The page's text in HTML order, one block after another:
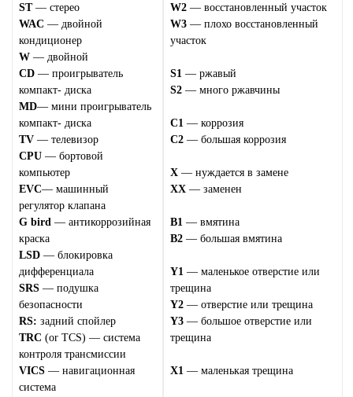
ST— стерео
WAC — двойной
кондиционер
W — двойной
CD — проигрыватель
компакт- диска
MD— мини проигрыватель
компакт- диска
TV — телевизор
CPU — бортовой
компьютер
EVC— машинный
регулятор клапана
G bird — антикоррозийная
краска
LSD — блокировка
дифференциала
SRS — подушка
безопасности
RS: задний спойлер
TRC (or TCS) — система
контроля трансмиссии
VICS — навигационная
система
W2 — восстановленный участок
W3 — плохо восстановленный
участок
S1 — ржавый
S2 — много ржавчины
C1 — коррозия
C2 — большая коррозия
X — нуждается в замене
XX — заменен
B1 — вмятина
B2 — большая вмятина
Y1 — маленькое отверстие или
трещина
Y2 — отверстие или трещина
Y3 — большое отверстие или
трещина
X1 — маленькая трещина